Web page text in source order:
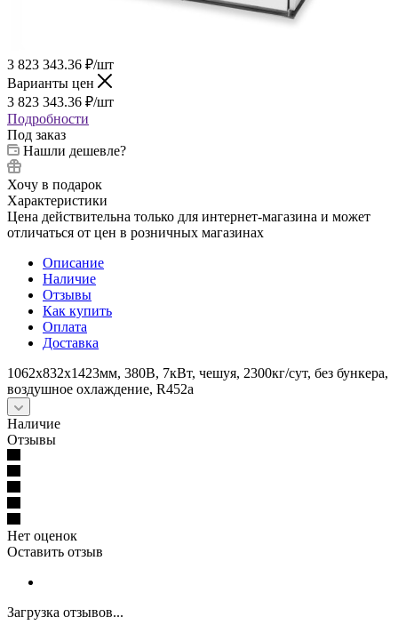
3 823 343.36 ₽/шт
Варианты цен
3 823 343.36 ₽/шт
Подробности
Под заказ
Нашли дешевле?
Хочу в подарок
Характеристики
Цена действительна только для интернет-магазина и может
отличаться от цен в розничных магазинах
Описание
Наличие
Отзывы
Как купить
Оплата
Доставка
1062x832x1423мм, 380В, 7кВт, чешуя, 2300кг/сут, без бункера,
воздушное охлаждение, R452a
Наличие
Отзывы
Нет оценок
Оставить отзыв
Загрузка отзывов...